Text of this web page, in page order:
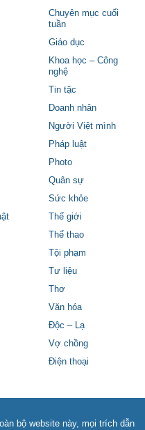
Chuyên mục cuối
tuần
Giáo dục
Khoa học – Công
nghệ
Tin tặc
Doanh nhân
Người Việt mình
Pháp luật
Photo
Quân sự
Sức khỏe
Thế giới
Thể thao
Tội phạm
Tư liệu
Thơ
Văn hóa
Độc – Lạ
Vợ chồng
Điện thoại
bộ website này, mọi trích dẫn